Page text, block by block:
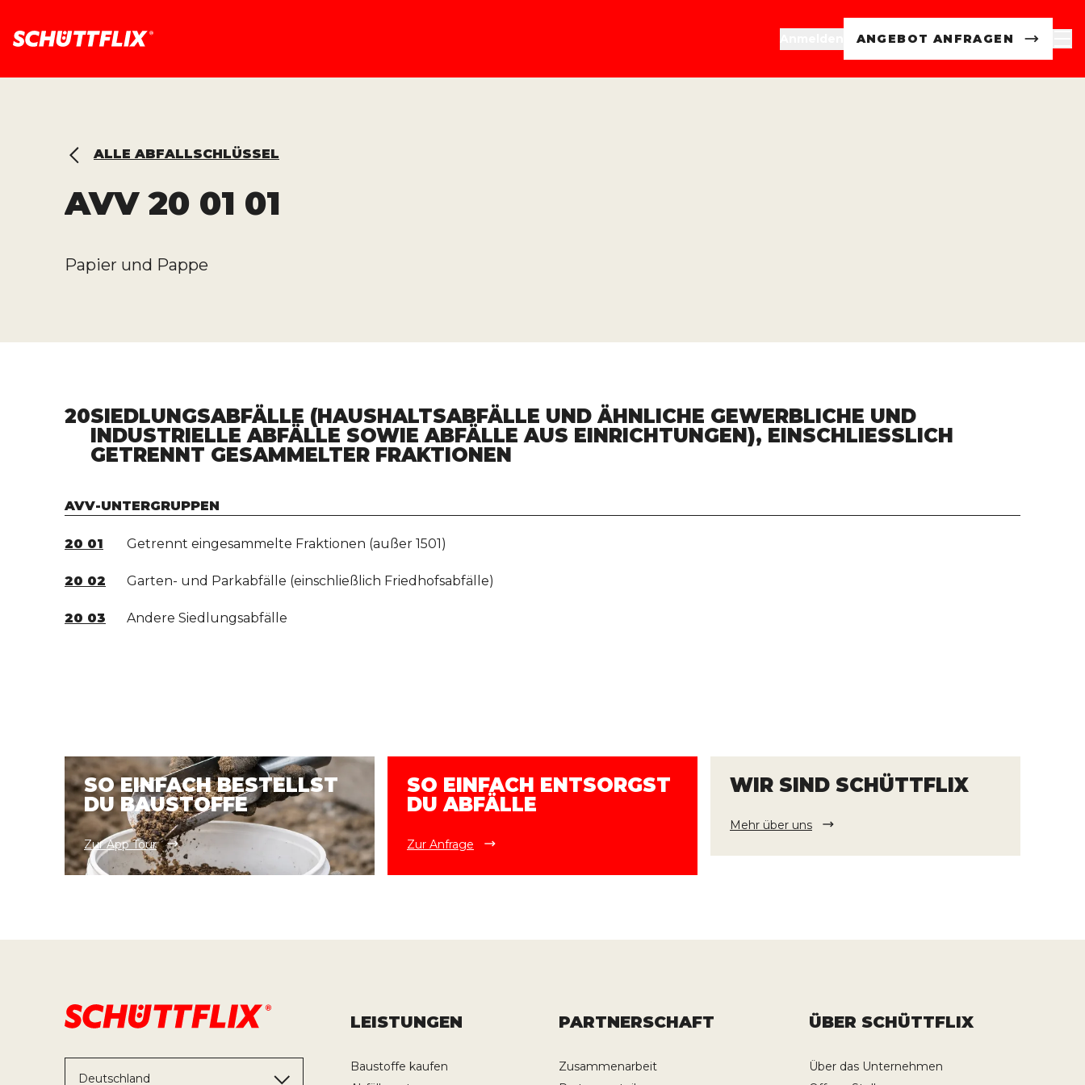
ANGEBOT ANFRAGEN
ALLE ABFALLSCHLÜSSEL
AVV20 01 01
Papier und Pappe
20SIEDLUNGSABFÄLLE (HAUSHALTSABFÄLLE UND ÄHNLICHE GEWERBLICHE UND
INDUSTRIELLE ABFÄLLE SOWIE ABFÄLLE AUS EINRICHTUNGEN), EINSCHLIESSLICH G
ETRENNT GESAMMELTER FRAKTIONEN
AVV-UNTERGRUPPEN
20 01 Getrennt eingesammelte Fraktionen (außer 1501)
20 02 Garten- und Parkabfälle (einschließlich Friedhofsabfälle)
20 03 Andere Siedlungsabfälle
SO EINFACH BESTELLST
DU BAUSTOFFE
Zur App Tour
SO EINFACH ENTSORGST
DU ABFÄLLE
Zur Anfrage
WIR SIND SCHÜTTFLIX
Mehr über uns
Deutschland
LEISTUNGEN
Baustoffe kaufen
PARTNERSCHAFT
Zusammenarbeit
ÜBER SCHÜTTFLIX
Über das Unternehmen